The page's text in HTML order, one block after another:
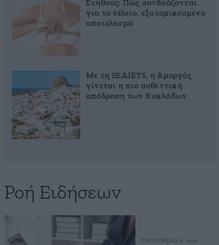
Στήθους: Πώς συνδυάζονται
για το τέλειο, εξατομικευμένο
αποτέλεσμα
Με τη SEAJETS, η Αμοργός
γίνεται η πιο αυθεντική
απόδραση των Κυκλάδων
Ροή Ειδήσεων
ΟΙΚΟΝΟΜΙΑ2 λ. πριν